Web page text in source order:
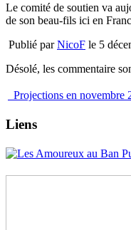
Le comité de soutien va
de son beau-fils ici en
Publié parNicoF le 5
Désolé, les commentaire
Projections en novembre
Liens